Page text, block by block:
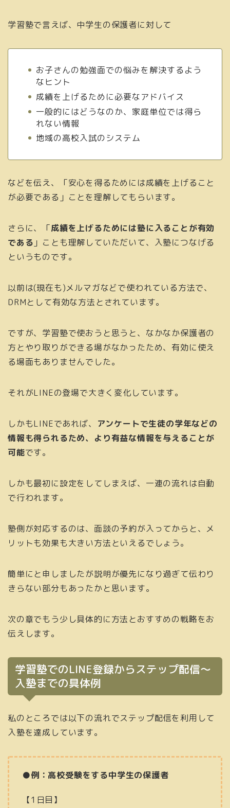
学習塾で言えば、中学生の保護者に対して
お子さんの勉強面での悩みを解決するよう
なヒント
成績を上げるために必要なアドバイス
一般的にはどうなのか、家庭単位では得ら
れない情報
地域の高校入試のシステム
などを伝え、「安心を得るためには成績を上げること
が必要である」ことを理解してもらいます。
さらに、「成績を上げるためには塾に入ることが有効
である 」ことも理解していただいて、入塾につなげる
というものです。
以前は(現在も)メルマガなどで使われている方法で、
DRMとして有効な方法とされています。
ですが、学習塾で使おうと思うと、なかなか保護者の
方とやり取りができる場がなかったため、有効に使え
る場面もありませんでした。
それがLINEの登場で大きく変化しています。
しかもLINEであれば、
アンケートで生徒の学年などの
情報も得られるため、より有益な情報を与えることが
可能です。
しかも最初に設定をしてしまえば、一連の流れは自動
で行われます。
塾側が対応するのは、面談の予約が入ってからと、メ
リットも効果も大きい方法といえるでしょう。
簡単にと申しましたが説明が優先になり過ぎて伝わり
きらない部分もあったかと思います。
次の章でもう少し具体的に方法とおすすめの戦略をお
伝えします。
学習塾でのLINE登録からステップ配信〜
入塾までの具体例
私のところでは以下の流れでステップ配信を利用して
入塾を達成しています。
●例：高校受験をする中学生の保護者
【1日目】